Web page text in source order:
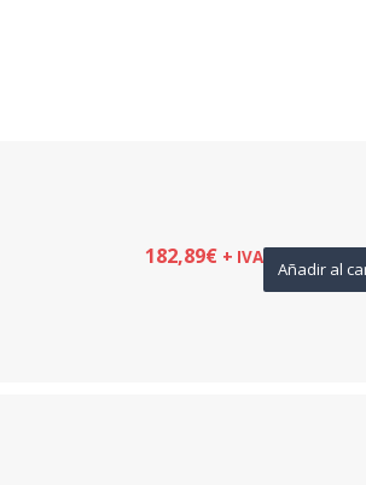
182,89€ + IVA
Añadir al